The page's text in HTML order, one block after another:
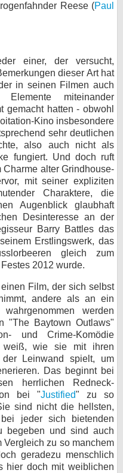
Reese (Paul
einer, der versucht,
dieser Art hat
in seinen Filmen auch
miteinander
gemacht hatten - obwohl
Kino insbesondere
sehr deutlichen
also auch nicht als
fungiert. Und doch ruft
alter Grindhouse-
mit seiner expliziten
Charaktere, die
Augenblick glaubhaft
Desinteresse an der
Barry Battles das
Erstlingswerk, das
gleich zum
2012 wurde.
Film, der sich selbst
andere als an ein
werden
"The Baytown Outlaws"
und Crime-Komödie
weiß, wie sie mit ihren
Leinwand spielt, um
Das beginnt bei
herrlichen Redneck-
bei "Justified" zu so
sind nicht die hellsten,
jeder sich bietenden
begeben und sind auch
Vergleich zu so manchem
geradezu menschlich
hier doch mit weiblichen